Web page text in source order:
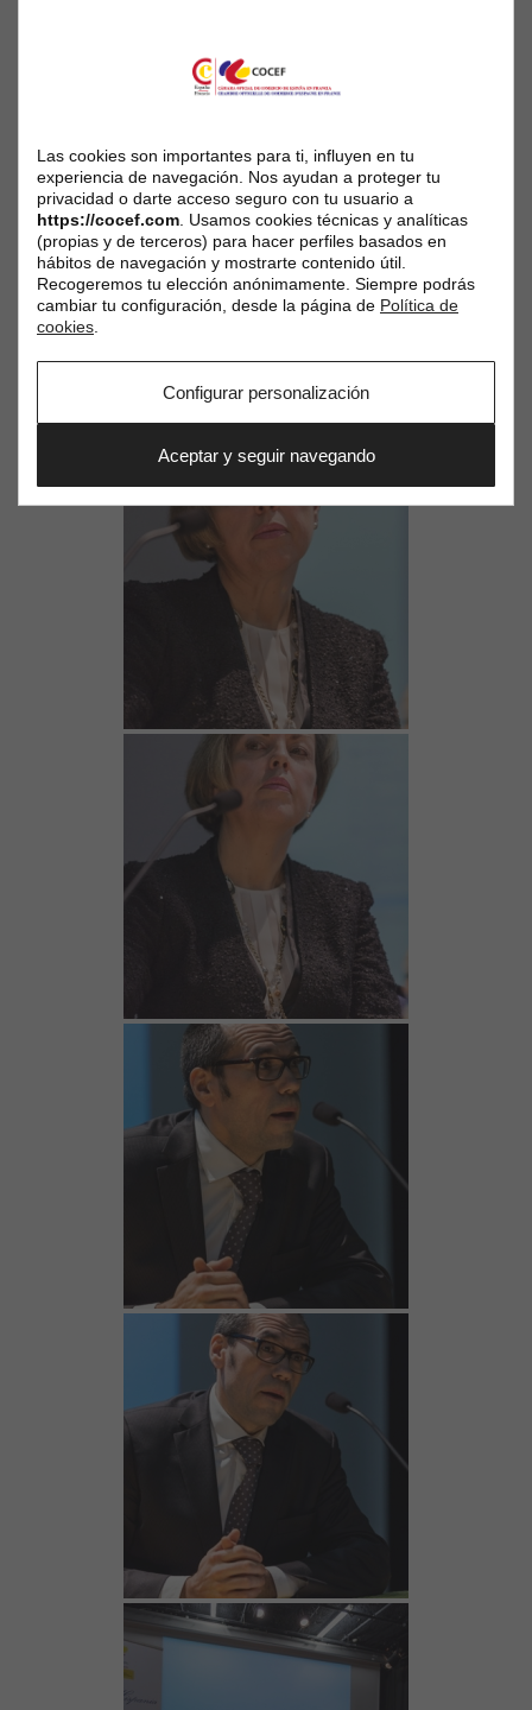
Las cookies son importantes para ti, influyen en tu
experiencia de navegación. Nos ayudan a proteger tu
privacidad o darte acceso seguro con tu usuario a
https://cocef.com. Usamos cookies técnicas y analíticas
(propias y de terceros) para hacer perfiles basados en
hábitos de navegación y mostrarte contenido útil.
Recogeremos tu elección anónimamente. Siempre podrás
cambiar tu configuración, desde la página de Política de
cookies.
Configurar personalización
Aceptar y seguir navegando